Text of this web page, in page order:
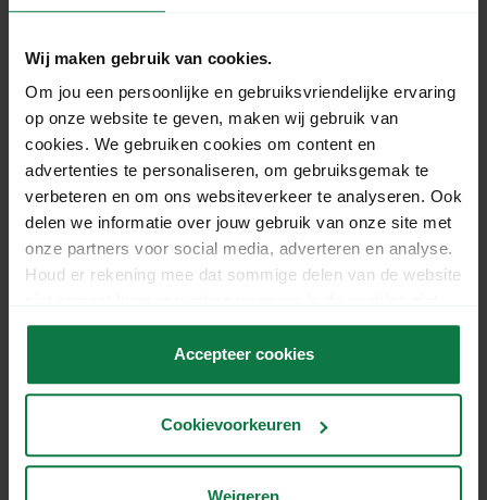
Wij maken gebruik van cookies.
Om jou een persoonlijke en gebruiksvriendelijke ervaring
op onze website te geven, maken wij gebruik van
cookies. We gebruiken cookies om content en
advertenties te personaliseren, om gebruiksgemak te
verbeteren en om ons websiteverkeer te analyseren. Ook
delen we informatie over jouw gebruik van onze site met
onze partners voor social media, adverteren en analyse.
Houd er rekening mee dat sommige delen van de website
accepteert.
Accepteer cookies
Cookievoorkeuren
Weigeren
Kies bijVerzendopties
is Handtekening voor ontvangst standaard
aangevinkt.
Sla de zending op, download en print het
verzendlabel en plak deze op de zending.
Lever jouw zending(en) in bij één van de
geselecteerde DHL-locaties.